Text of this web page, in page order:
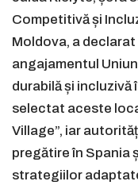
Competitivă și
Moldova, a
angajamentul
durabilă și incluzivă
selectat aceste
Village”, iar
pregătire în Spania
strategiilor